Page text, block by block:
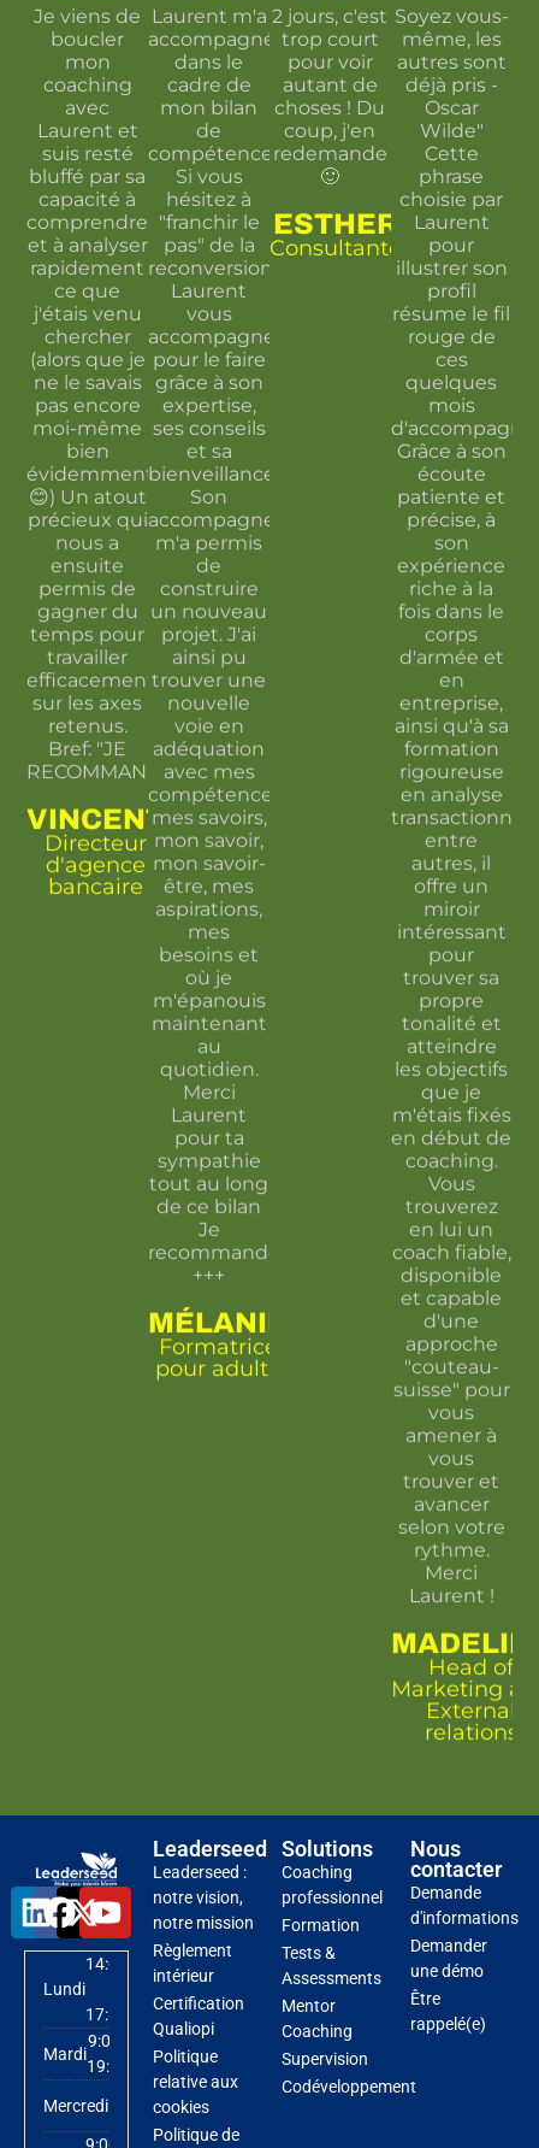
Je viens de
boucler
mon
coaching
avec
Laurent et
suis resté
bluffé par sa
capacité à
comprendre
et à analyser
rapidement
ce que
j'étais venu
chercher
(alors que je
ne le savais
pas encore
moi-même
bien
évidemment
😊) Un atout
précieux qui
nous a
ensuite
permis de
gagner du
temps pour
travailler
efficacement
sur les axes
retenus.
Bref: "JE
RECOMMANDE!"
VINCENT
Directeur
d'agence
bancaire
Laurent m'a
accompagné
dans le
cadre de
mon bilan
de
compétences.
Si vous
hésitez à
"franchir le
pas" de la
reconversion,
Laurent
vous
accompagnera
pour le faire
grâce à son
expertise,
ses conseils
et sa
bienveillance.
Son
accompagnement
m'a permis
de
construire
un nouveau
projet. J'ai
ainsi pu
trouver une
nouvelle
voie en
adéquation
avec mes
compétences,
mes savoirs,
mon savoir,
mon savoir-
être, mes
aspirations,
mes
besoins et
où je
m'épanouis
maintenant
au
quotidien.
Merci
Laurent
pour ta
sympathie
tout au long
de ce bilan
Je
recommande
+++
MÉLANIE
Formatrice
pour adulte
2 jours, c'est
trop court
pour voir
autant de
choses ! Du
coup, j'en
redemande
🙂
ESTHER
Consultante
Soyez vous-
même, les
autres sont
déjà pris -
Oscar
Wilde"
Cette
phrase
choisie par
Laurent
pour
illustrer son
profil
résume le fil
rouge de
ces
quelques
mois
Grâce à son
écoute
patiente et
précise, à
son
expérience
riche à la
fois dans le
corps
d'armée et
en
entreprise,
ainsi qu'à sa
formation
rigoureuse
en analyse
entre
autres, il
offre un
miroir
intéressant
pour
trouver sa
propre
tonalité et
atteindre
les objectifs
que je
m'étais fixés
en début de
coaching.
Vous
trouverez
en lui un
coach fiable,
disponible
et capable
d'une
approche
"couteau-
suisse" pour
vous
amener à
vous
trouver et
avancer
selon votre
rythme.
Merci
Laurent !
Head of
Marketing
External
relations
Lundi
14:00
17:30
Mardi
9:00 -
19:00
Mercredi
Leaderseed
Leaderseed :
notre vision,
notre mission
Règlement
intérieur
Certification
Qualiopi
Politique
relative aux
cookies
Politique de
Solutions
Coaching
professionnel
Formation
Tests &
Assessments
Mentor
Coaching
Supervision
Codéveloppement
Nous
contacter
Demande
d'informations
Demander
une démo
Être
rappelé(e)